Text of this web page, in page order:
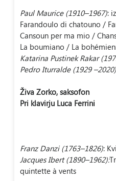
Paul Maurice (1910–1967):
Farandoulo di chatouno /
Cansoun per ma mio /
La boumiano / La
Katarina Pustinek Rakar
Pedro Iturralde (1929 –2020)
Živa Zorko, saksofon
Pri klavirju Luca Ferrini
Franz Danzi (1763–1826):
Jacques Ibert (1890–1962):
quintette à vents